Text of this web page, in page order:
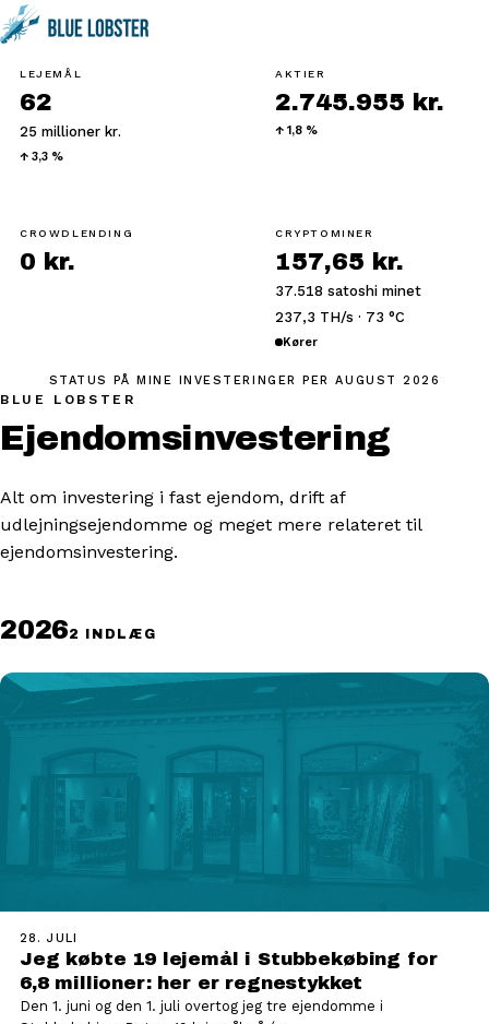
LEJEMÅL
62
25 millioner kr.
↑ 3,3 %
AKTIER
2.745.955 kr.
↑ 1,8 %
CROWDLENDING
0 kr.
CRYPTOMINER
157,65 kr.
37.518 satoshi minet
237,3 TH/s · 73 °C
Kører
STATUS PÅ MINE INVESTERINGERPER AUGUST 2026
BLUE LOBSTER
Ejendomsinvestering
Alt om investering i fast ejendom, drift af
udlejningsejendomme og meget mere relateret til
ejendomsinvestering.
20262 INDLÆG
28. JULI
Jeg købte 19 lejemål i Stubbekøbing for
6,8 millioner: her er regnestykket
Den 1. juni og den 1. juli overtog jeg tre ejendomme i